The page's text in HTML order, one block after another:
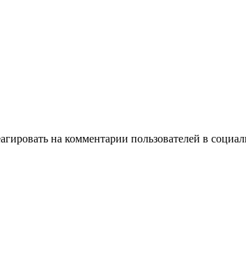
на комментарии пользователей в